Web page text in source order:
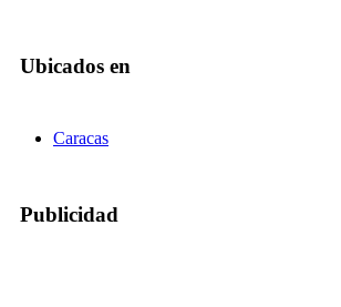
Ubicados en
Caracas
Publicidad